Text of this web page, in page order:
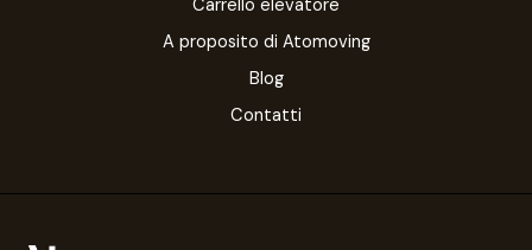
Carrello elevatore
A proposito di Atomoving
Blog
Contatti